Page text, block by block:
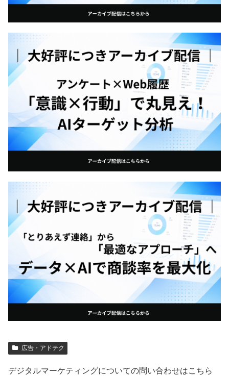
広告・アドテク
デジタルマーケティングについての問い合わせはこちら